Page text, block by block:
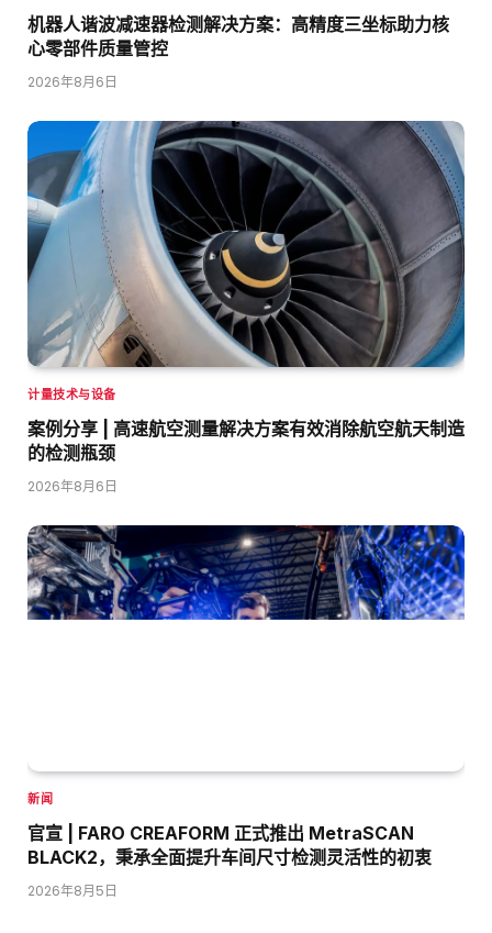
机器人谐波减速器检测解决方案：高精度三坐标助力核
心零部件质量管控
2026年8月6日
计量技术与设备
案例分享 | 高速航空测量解决方案有效消除航空航天制造
的检测瓶颈
2026年8月6日
新闻
官宣 | FARO CREAFORM 正式推出 MetraSCAN
BLACK2，秉承全面提升车间尺寸检测灵活性的初衷
2026年8月5日